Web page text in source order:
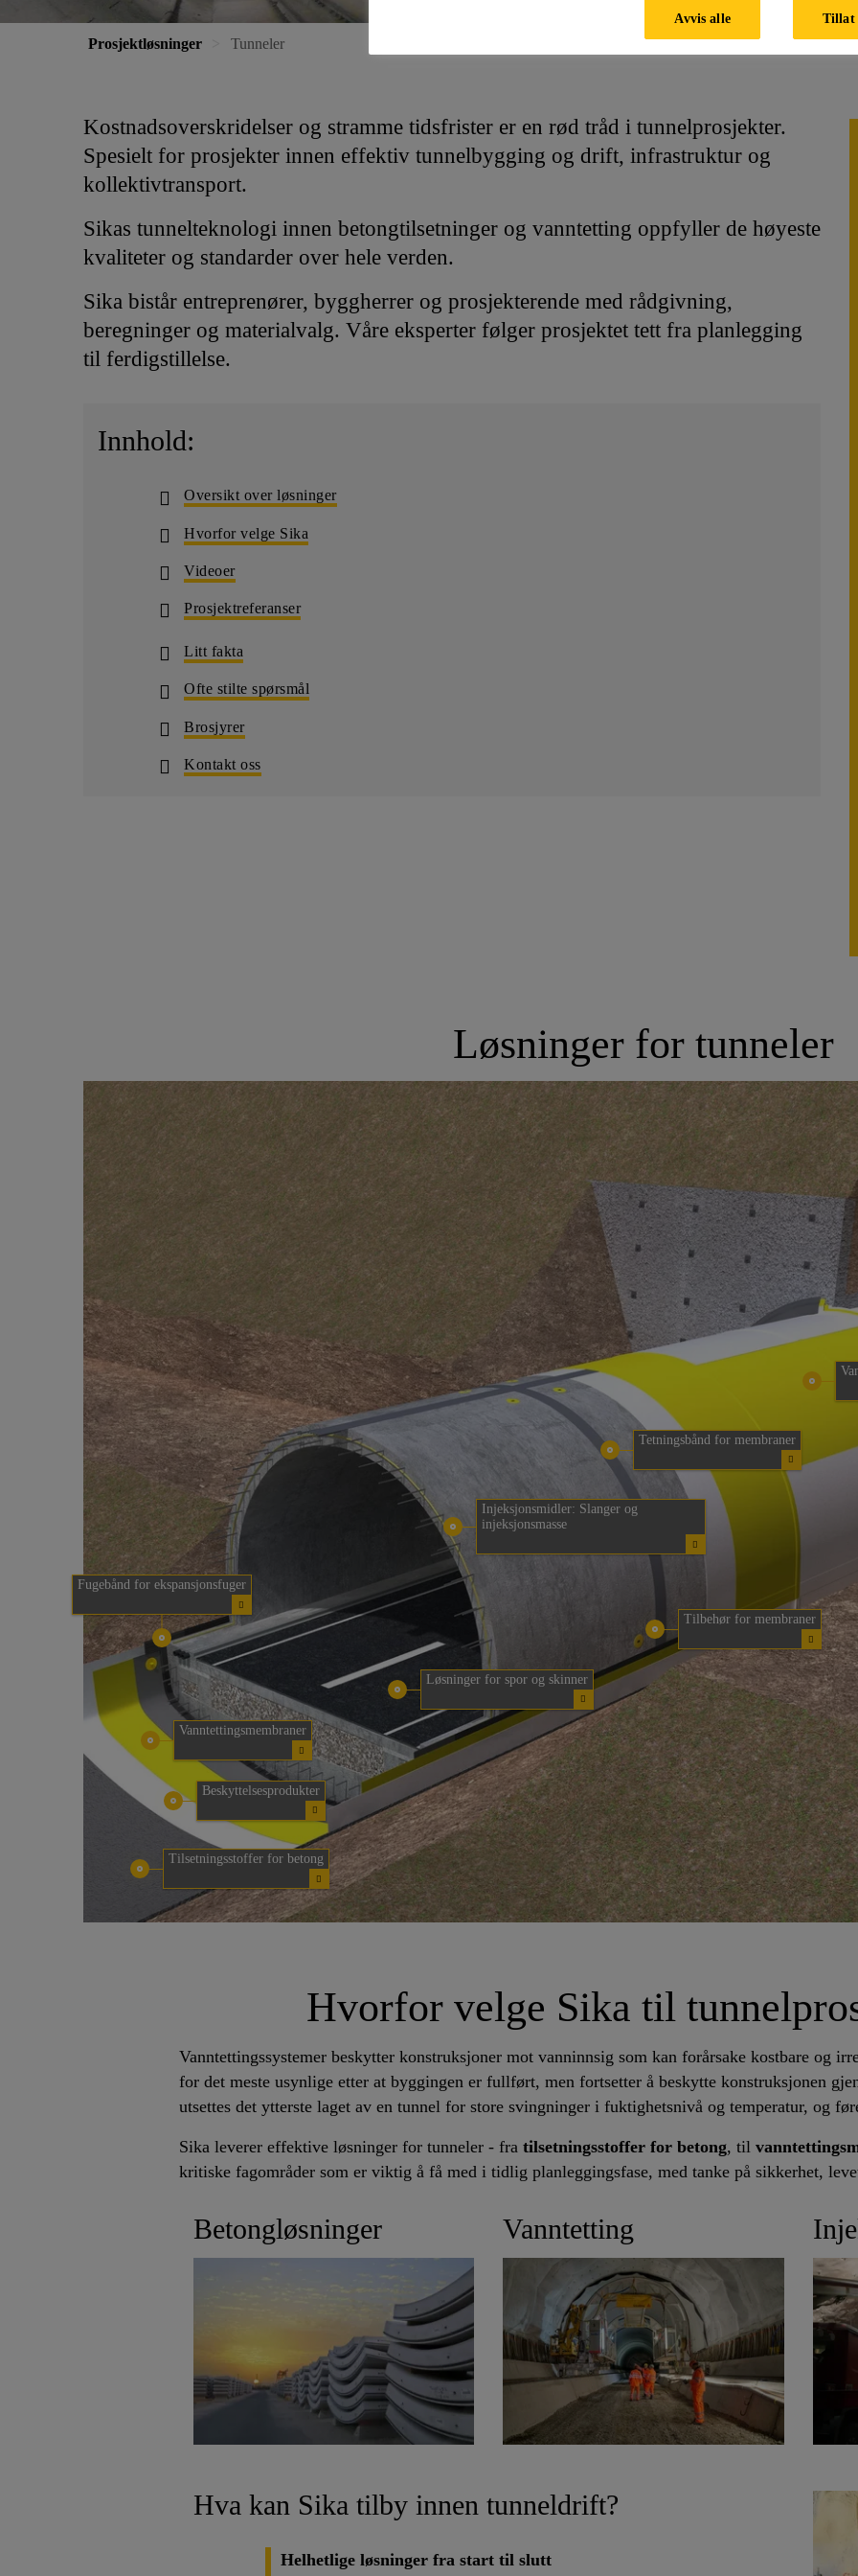
Prosjektløsninger Tunneler
Kostnadsoverskridelser og stramme tidsfrister er en rød tråd i tunnelprosjekter.
Spesielt for prosjekter innen effektiv tunnelbygging og drift, infrastruktur og
kollektivtransport.
Sikas tunnelteknologi innen betongtilsetninger og vanntetting oppfyller de høyeste
kvaliteter og standarder over hele verden.
Sika bistår entreprenører, byggherrer og prosjekterende med rådgivning,
beregninger og materialvalg. Våre eksperter følger prosjektet tett fra planlegging
til ferdigstillelse.
Innhold:
Oversikt over løsninger
Hvorfor velge Sika
Videoer
Prosjektreferanser
Litt fakta
Ofte stilte spørsmål
Brosjyrer
Kontakt oss
Løsninger for tunneler
Tilsetningsstoffer for betong
Beskyttelsesprodukter
Vanntettingsmembraner
Fugebånd for ekspansjonsfuger
Tetningsbånd for membraner
Tilbehør for membraner
Injeksjonsmidler: Slanger og
injeksjonsmasse
Løsninger for spor og skinner
Hvorfor velge Sika til
Vanntettingssystemer beskytter konstruksjoner mot vanninnsig som kan forårsake kostbare og
for det meste usynlige etter at byggingen er fullført, men fortsetter å beskytte konstruksjonen
utsettes det ytterste laget av en tunnel for store svingninger i fuktighetsnivå og temperatur, og
Sika leverer effektive løsninger for tunneler - fra tilsetningsstoffer for betong, til
kritiske fagområder som er viktig å få med i tidlig planleggingsfase, med tanke på sikkerhet,
Betongløsninger Vanntetting
Hva kan Sika tilby innen tunneldrift?
Helhetlige løsninger fra start til slutt
Avvis alle Tillat